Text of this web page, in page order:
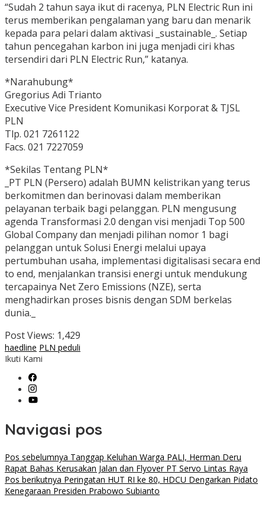
“Sudah 2 tahun saya ikut di racenya, PLN Electric Run ini
terus memberikan pengalaman yang baru dan menarik
kepada para pelari dalam aktivasi _sustainable_. Setiap
tahun pencegahan karbon ini juga menjadi ciri khas
tersendiri dari PLN Electric Run,” katanya.
*Narahubung*
Gregorius Adi Trianto
Executive Vice President Komunikasi Korporat & TJSL
PLN
Tlp. 021 7261122
Facs. 021 7227059
*Sekilas Tentang PLN*
_PT PLN (Persero) adalah BUMN kelistrikan yang terus
berkomitmen dan berinovasi dalam memberikan
pelayanan terbaik bagi pelanggan. PLN mengusung
agenda Transformasi 2.0 dengan visi menjadi Top 500
Global Company dan menjadi pilihan nomor 1 bagi
pelanggan untuk Solusi Energi melalui upaya
pertumbuhan usaha, implementasi digitalisasi secara end
to end, menjalankan transisi energi untuk mendukung
tercapainya Net Zero Emissions (NZE), serta
menghadirkan proses bisnis dengan SDM berkelas
dunia._
Post Views: 1,429
haedline PLN peduli
Ikuti Kami
Navigasi pos
Pos sebelumnya Tanggap Keluhan Warga PALI, Herman Deru
Rapat Bahas Kerusakan Jalan dan Flyover PT Servo Lintas Raya
Pos berikutnya Peringatan HUT RI ke 80, HDCU Dengarkan Pidato
Kenegaraan Presiden Prabowo Subianto